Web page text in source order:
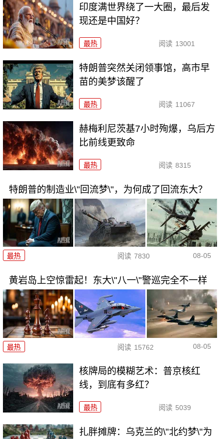
印度满世界绕了一大圈，最后发
现还是中国好？
最热 阅读 13001
特朗普突然关闭领事馆，高市早
苗的美梦该醒了
最热 阅读 11067
赫梅利尼茨基7小时殉爆，乌后方
比前线更致命
最热 阅读 8315
特朗普的制造业\"回流梦\"，为何成了回流东大？
最热 阅读 7830 08-05
黄岩岛上空惊雷起！东大\"八一\"警巡完全不一样
最热 阅读 15762 08-05
核牌局的模糊艺术：普京核红
线，到底有多红？
最热 阅读 5039
扎胖摊牌：乌克兰的\"北约梦\"为